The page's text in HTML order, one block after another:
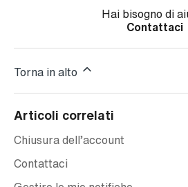
Hai bisogno di
Contattaci
Torna in alto
Articoli correlati
Chiusura dell’account
Contattaci